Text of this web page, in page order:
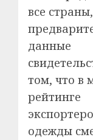
все
данные
том, что в
рейтинге
одежды